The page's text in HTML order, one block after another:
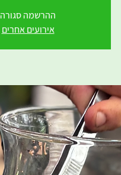
ההרשמה סגורה
אירועים אחרים